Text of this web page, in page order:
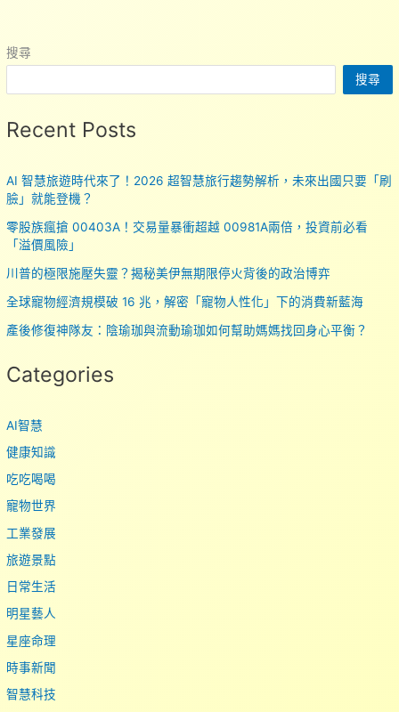
搜尋
搜尋
Recent Posts
AI 智慧旅遊時代來了！2026 超智慧旅行趨勢解析，未來出國只要「刷
臉」就能登機？
零股族瘋搶 00403A！交易量暴衝超越 00981A兩倍，投資前必看
「溢價風險」
川普的極限施壓失靈？揭秘美伊無期限停火背後的政治博弈
全球寵物經濟規模破 16 兆，解密「寵物人性化」下的消費新藍海
產後修復神隊友：陰瑜珈與流動瑜珈如何幫助媽媽找回身心平衡？
Categories
AI智慧
健康知識
吃吃喝喝
寵物世界
工業發展
旅遊景點
日常生活
明星藝人
星座命理
時事新聞
智慧科技